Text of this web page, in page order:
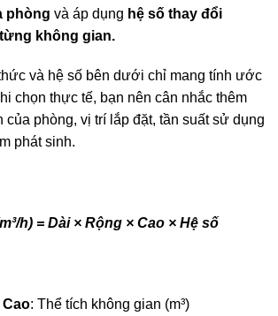
phòng và áp dụng hệ số thay đổi
không gian.
và hệ số bên dưới chỉ mang tính ước
chọn thực tế, bạn nên cân nhắc thêm
của phòng, vị trí lắp đặt, tần suất sử dụng
phát sinh.
h) = Dài × Rộng × Cao × Hệ số
Cao: Thể tích không gian (m³)